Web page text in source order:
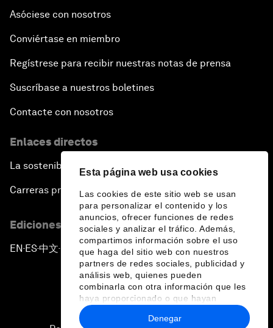
Esta página web usa cookies
Las cookies de este sitio web se usan
para personalizar el contenido y los
anuncios, ofrecer funciones de redes
sociales y analizar el tráfico. Además,
compartimos información sobre el uso
que haga del sitio web con nuestros
partners de redes sociales, publicidad y
análisis web, quienes pueden
combinarla con otra información que les
haya proporcionado o que hayan
recopilado a partir del uso que haya
hecho de sus servicios.
Denegar
Asóciese con nosotros
Conviértase en miembro
Regístrese para recibir nuestras notas de prensa
Suscríbase a nuestros boletines
Contacte con nosotros
Enlaces directos
La sostenibilidad en el Foro
Carreras profesionales
Ediciones en otros idiomas
EN ▪ES▪中文▪ 日本語